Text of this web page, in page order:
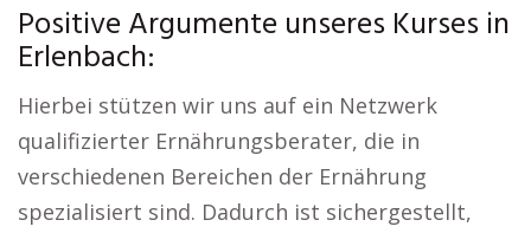
Positive Argumente unseres Kurses in
Erlenbach:
Hierbei stützen wir uns auf ein Netzwerk
qualifizierter Ernährungsberater, die in
verschiedenen Bereichen der Ernährung
spezialisiert sind. Dadurch ist sichergestellt,